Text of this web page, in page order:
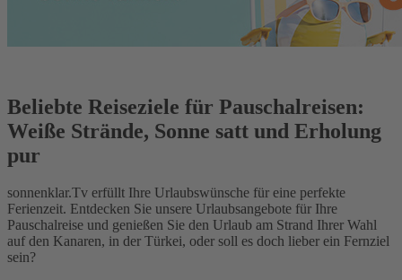
Beliebte Reiseziele für Pauschalreisen:
Weiße Strände, Sonne satt und Erholung
pur
sonnenklar.Tv erfüllt Ihre Urlaubswünsche für eine perfekte
Ferienzeit. Entdecken Sie unsere Urlaubsangebote für Ihre
Pauschalreise und genießen Sie den Urlaub am Strand Ihrer Wahl
auf den Kanaren, in der Türkei, oder soll es doch lieber ein Fernziel
sein?